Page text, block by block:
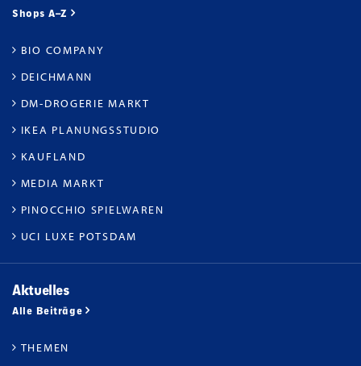
Shops A–Z
BIO COMPANY
DEICHMANN
DM-DROGERIE MARKT
IKEA PLANUNGSSTUDIO
KAUFLAND
MEDIA MARKT
PINOCCHIO SPIELWAREN
UCI LUXE POTSDAM
Aktuelles
Alle Beiträge
THEMEN